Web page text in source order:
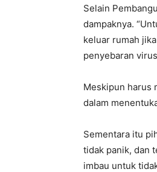
Selain
dampaknya.
keluar rumah
penyebaran
Meskipun harus
dalam
Sementara itu
tidak panik, dan
imbau untuk